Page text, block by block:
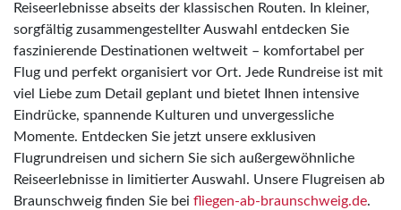
Reiseerlebnisse abseits der klassischen Routen. In kleiner,
sorgfältig zusammengestellter Auswahl entdecken Sie
faszinierende Destinationen weltweit – komfortabel per
Flug und perfekt organisiert vor Ort. Jede Rundreise ist mit
viel Liebe zum Detail geplant und bietet Ihnen intensive
Eindrücke, spannende Kulturen und unvergessliche
Momente. Entdecken Sie jetzt unsere exklusiven
Flugrundreisen und sichern Sie sich außergewöhnliche
Reiseerlebnisse in limitierter Auswahl. Unsere Flugreisen ab
Braunschweig finden Sie bei fliegen-ab-braunschweig.de.